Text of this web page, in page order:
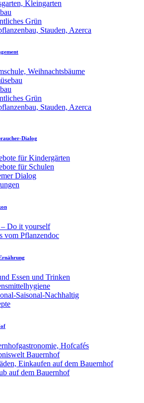
Kleingarten
Grün
Stauden, Azerca
Weihnachtsbäume
Grün
Stauden, Azerca
Dialog
für Kindergärten
für Schulen
Dialog
Do it yourself
vom Pflanzendoc
Essen und Trinken
Saisonal-Nachhaltig
Hofcafés
Bauernhof
Einkaufen auf dem Bauernhof
auf dem Bauernhof